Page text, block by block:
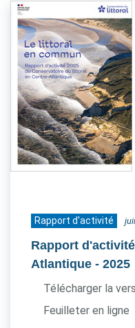
Rapport d'activité
Rapport
Atlantique - 2025
Télécharger la
Feuilleter en ligne